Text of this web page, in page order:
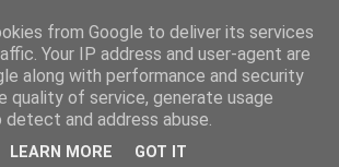
from Google to deliver its services
Your IP address and user-agent are
along with performance and security
quality of service, generate usage
and address abuse.
LEARN MORE GOT IT